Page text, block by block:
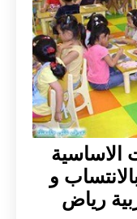
الاساسية
و
رياض